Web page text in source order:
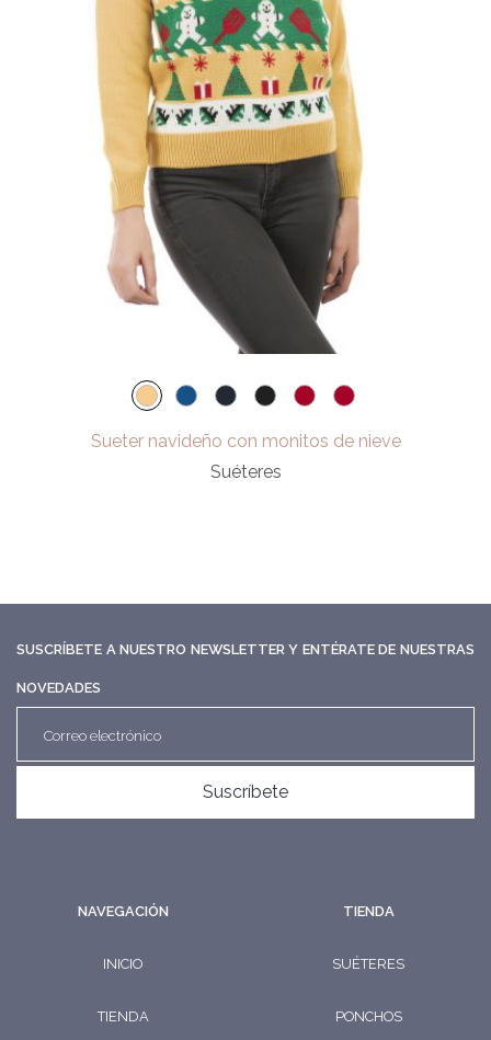
Sueter navideño con monitos de nieve
Suéteres
SUSCRÍBETE A NUESTRO NEWSLETTER Y ENTÉRATE DE NUESTRAS
NOVEDADES
Suscríbete
NAVEGACIÓN
INICIO
TIENDA
TIENDA
SUÉTERES
PONCHOS